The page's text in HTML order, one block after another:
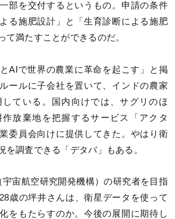
部を交付するというもの。申請の条件
る施肥設計」と「生育診断による施肥
て満たすことができるのだ。
AIで世界の農業に革命を起こす」と掲
ールに子会社を置いて、インドの農家
ている。国内向けでは、サグリのほ
放棄地を把握するサービス「アクタ
委員会向けに提供してきた。やはり衛
を調査できる「デタバ」もある。
宙航空研究開発機構）の研究者を目指
歳の坪井さんは、衛星データを使って
をもたらすのか。今後の展開に期待し